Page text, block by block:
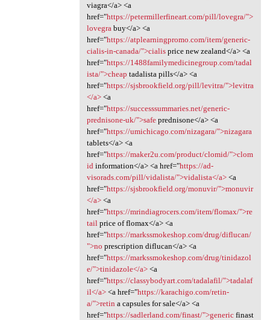
viagra</a> <a
href="https://petermillerfineart.com/pill/lovegra/">
lovegrabuy</a> <a
href="https://atplearningpromo.com/item/generic-
cialis-in-canada/">cialisprice new zealand</a> <a
href="https://1488familymedicinegroup.com/tadal
ista/">cheap tadalista pills</a> <a
href="https://sjsbrookfield.org/pill/levitra/">levitra
</a><a
href="https://successsummaries.net/generic-
prednisone-uk/">safeprednisone</a> <a
href="https://umichicago.com/nizagara/">nizagara
tablets</a> <a
href="https://maker2u.com/product/clomid/">clom
idinformation</a> <a href="https://ad-
visorads.com/pill/vidalista/">vidalista</a><a
href="https://sjsbrookfield.org/monuvir/">monuvir
</a><a
href="https://mrindiagrocers.com/item/flomax/">re
tailprice of flomax</a> <a
href="https://markssmokeshop.com/drug/diflucan/
">no prescription diflucan</a> <a
href="https://markssmokeshop.com/drug/tinidazol
e/">tinidazole</a><a
href="https://classybodyart.com/tadalafil/">tadalaf
il</a><a href="https://karachigo.com/retin-
a/">retin a capsules for sale</a> <a
href="https://sadlerland.com/finast/">genericfinast